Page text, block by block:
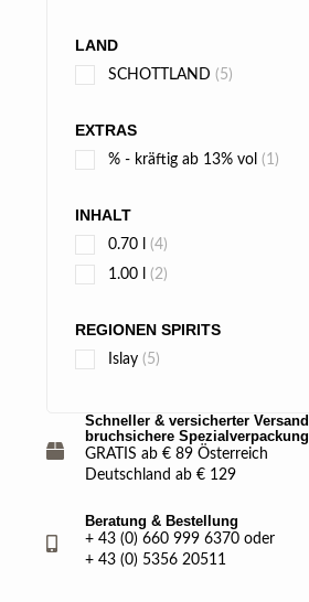
LAND
SCHOTTLAND (5)
EXTRAS
% - kräftig ab 13% vol (1)
INHALT
0.70 l (4)
1.00 l (2)
REGIONEN SPIRITS
Islay (5)
Schneller & versicherter Versand
bruchsichere Spezialverpackung
GRATIS ab € 89 Österreich
Deutschland ab € 129
Beratung & Bestellung
+ 43 (0) 660 999 6370 oder
+ 43 (0) 5356 20511